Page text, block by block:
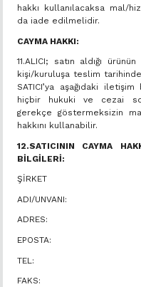
hakkı kullanılacaksa mal/
da iade edilmelidir.
CAYMA HAKKI:
11.ALICI; satın aldığı
kişi/kuruluşa teslim
SATICI’ya aşağıdaki
hiçbir hukuki ve cezai
gerekçe göstermeksizin
hakkını kullanabilir.
12.SATICININ CAYMA
BİLGİLERİ:
ŞİRKET
ADI/UNVANI:
ADRES:
EPOSTA:
TEL:
FAKS: